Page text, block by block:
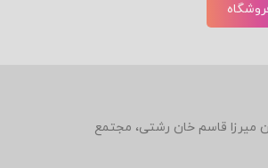
روبروی رستوران میرزا قاسم خان رشتی، مجتمع